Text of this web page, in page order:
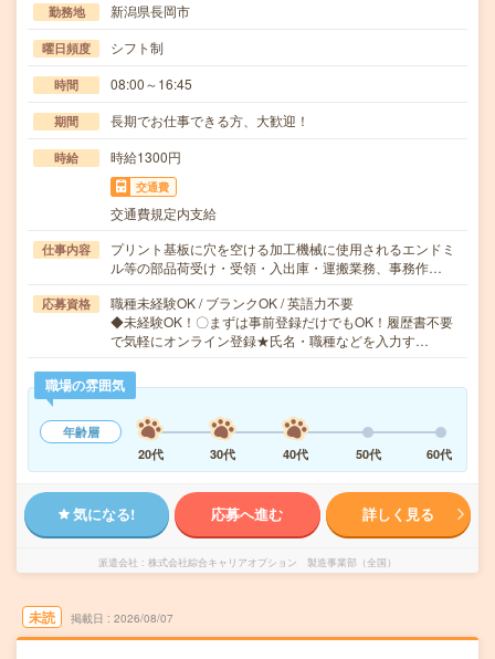
勤務地 新潟県長岡市
曜日頻度 シフト制
時間 08:00～16:45
期間 長期でお仕事できる方、大歓迎！
時給 時給1300円
交通費
交通費規定内支給
仕事内容
プリント基板に穴を空ける加工機械に使用されるエンドミ
ル等の部品荷受け・受領・入出庫・運搬業務、事務作…
応募資格
職種未経験OK / ブランクOK / 英語力不要
◆未経験OK！〇まずは事前登録だけでもOK！履歴書不要
で気軽にオンライン登録★氏名・職種などを入力す…
職場の雰囲気
年齢層
20代
30代 40代 50代 60代
気になる! 応募へ進む 詳しく見る
派遣会社 株式会社綜合キャリアオプション 製造事業部（全国）
未読 掲載日 2026/08/07